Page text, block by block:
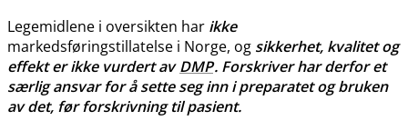
Legemidlene i oversikten har ikke
markedsføringstillatelse i Norge, og sikkerhet, kvalitet og
effekt er ikke vurdert avDMP. Forskriver har derfor et
særlig ansvar for å sette seg inn i preparatet og bruken
av det, før forskrivning til pasient.